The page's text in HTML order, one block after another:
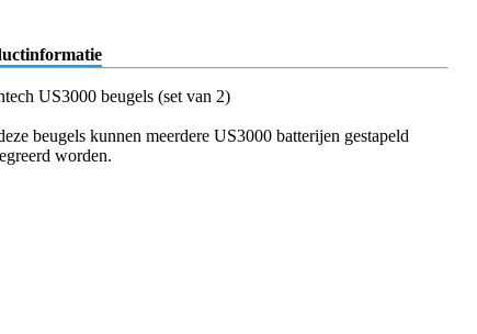
US3000 beugels (set van 2)
beugels kunnen meerdere US3000 batterijen gestapeld
worden.